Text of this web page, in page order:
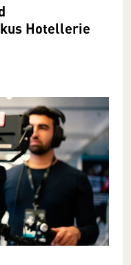
Hotellerie